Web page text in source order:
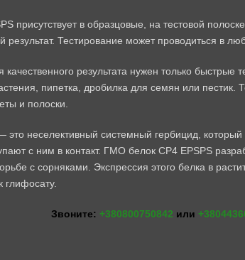
присутствует в образцовые, на тестовой
результат. Тестирование может проводиться в
качественного результата нужен только быстрые
пипетка, дробилка для семян или
и полоски.
неселективный системный гербицид, который
с ним в контакт. ГМО белок CP4 EPSPS
с сорняками. Экспрессия этого белка в
глифосату.
Звоните:+380800750842 или